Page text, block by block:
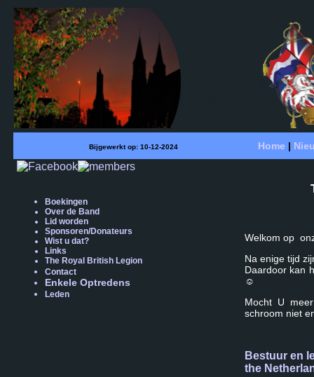
Bijgewerkt op: 10-12-2024 Home|
Boekingen
Over de Band
Lid worden
Sponsoren/Donateurs
Wist u dat?
Links
The Royal British Legion
Contact
Enkele Optredens
Leden
Welkom op
Na enige tijd
Daardoor kan
☺
Mocht U
schroom niet
Bestuur en
the